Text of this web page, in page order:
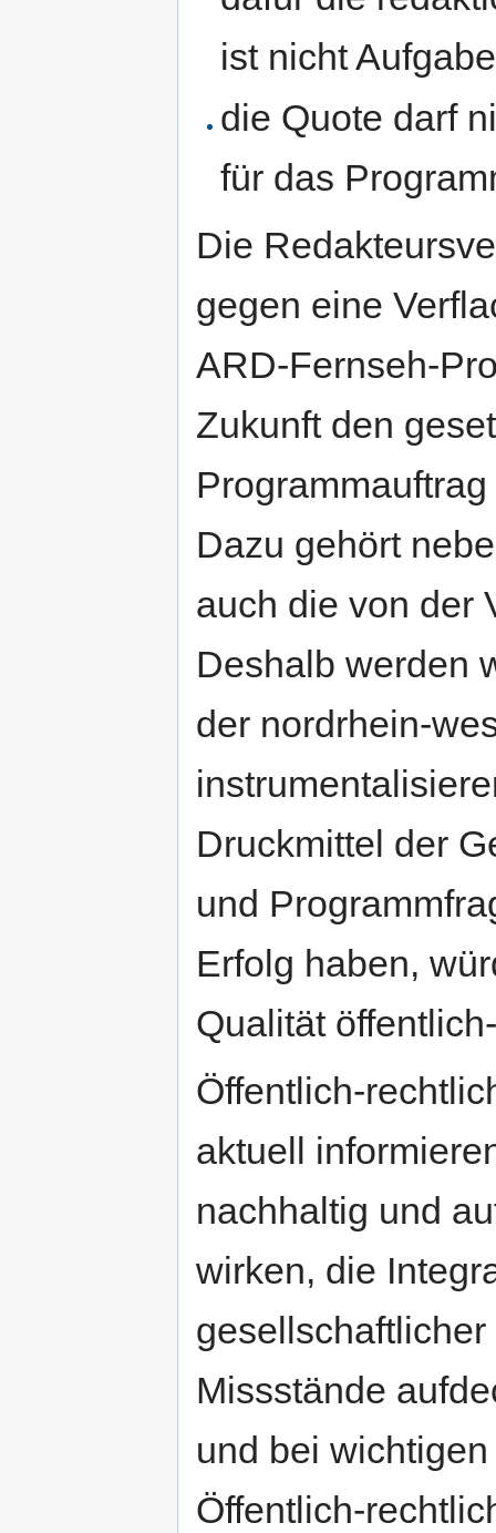
ist nicht
die Quote darf
für das
Die
gegen eine
ARD-Fernseh-
Zukunft den
Dazu gehört
auch die von der
Deshalb werden
der nordrhein-
Druckmittel der
und
Erfolg haben,
Qualität
Öffentlich-
aktuell
nachhaltig und
wirken, die
Missstände
und bei
Öffentlich-